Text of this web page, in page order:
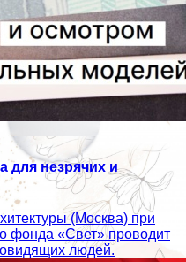
для незрячих и
(Москва) при
фонда «Свет» проводит
людей.